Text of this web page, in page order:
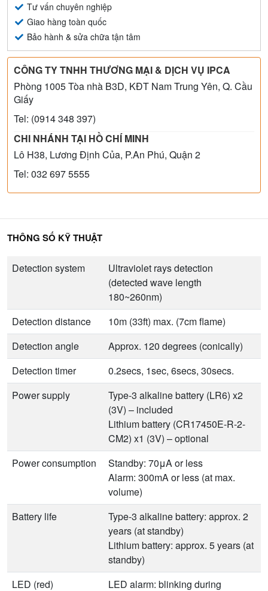
Tư vấn chuyên nghiệp
Giao hàng toàn quốc
Bảo hành & sửa chữa tận tâm
CÔNG TY TNHH THƯƠNG MẠI & DỊCH VỤ IPCA
Phòng 1005 Tòa nhà B3D, KĐT Nam Trung Yên, Q. Cầu
Giấy
Tel: (0914 348 397)
CHI NHÁNH TẠI HỒ CHÍ MINH
Lô H38, Lương Định Của, P.An Phú, Quận 2
Tel: 032 697 5555
THÔNG SỐ KỸ THUẬT
Detection system
Ultraviolet rays detection
(detected wave length
180~260nm)
Detection distance
10m (33ft) max. (7cm flame)
Detection angle
Approx. 120 degrees (conically)
Detection timer
0.2secs, 1sec, 6secs, 30secs.
Power supply
Type-3 alkaline battery (LR6) x2
(3V) – included
Lithium battery (CR17450E-R-2-
CM2) x1 (3V) – optional
Power consumption
Standby: 70μA or less
Alarm: 300mA or less (at max.
volume)
Battery life
Type-3 alkaline battery: approx. 2
years (at standby)
Lithium battery: approx. 5 years (at
standby)
LED (red)
LED alarm: blinking during